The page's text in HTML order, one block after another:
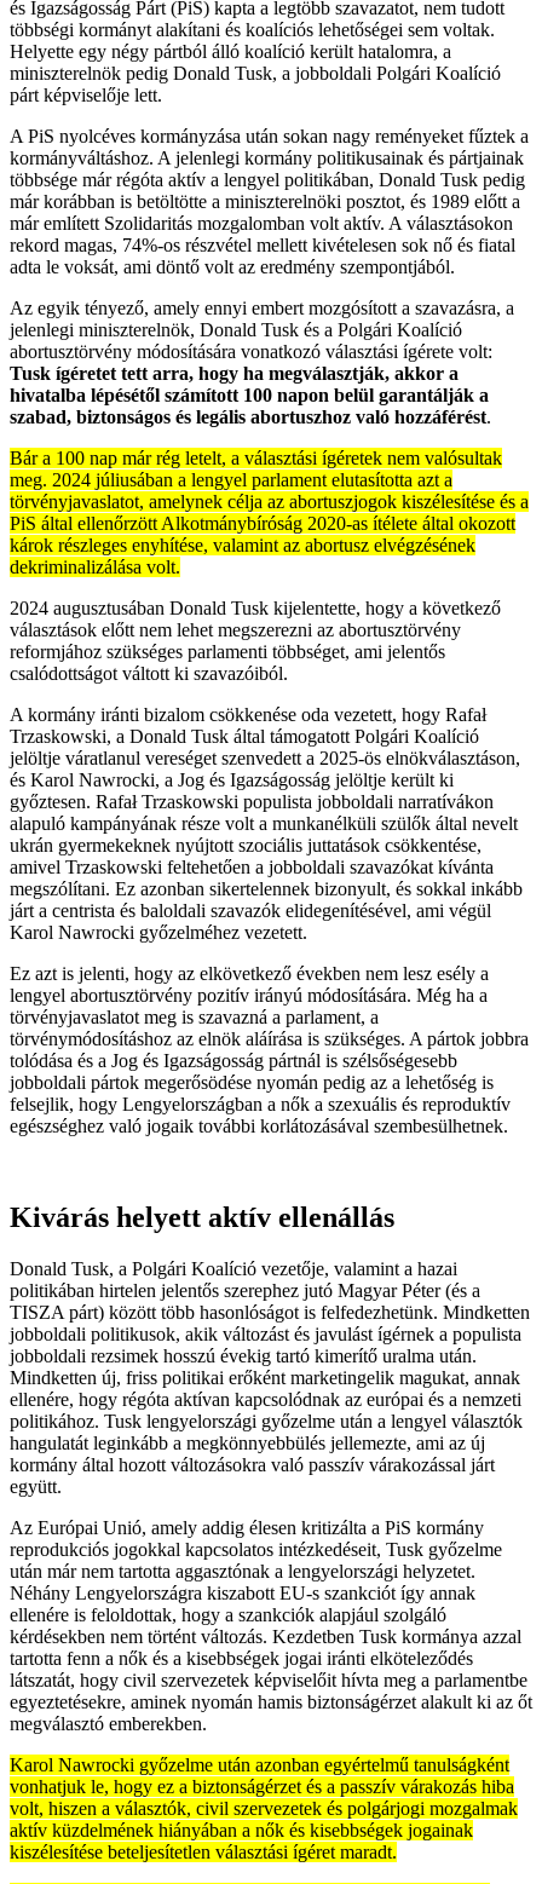
és Igazságosság Párt (PiS) kapta a legtöbb szavazatot, nem tudott
többségi kormányt alakítani és koalíciós lehetőségei sem voltak.
Helyette egy négy pártból álló koalíció került hatalomra, a
miniszterelnök pedig Donald Tusk, a jobboldali Polgári Koalíció
párt képviselője lett.
A PiS nyolcéves kormányzása után sokan nagy reményeket fűztek a
kormányváltáshoz. A jelenlegi kormány politikusainak és pártjainak
többsége már régóta aktív a lengyel politikában, Donald Tusk pedig
már korábban is betöltötte a miniszterelnöki posztot, és 1989 előtt a
már említett Szolidaritás mozgalomban volt aktív. A választásokon
rekord magas, 74%-os részvétel mellett kivételesen sok nő és fiatal
adta le voksát, ami döntő volt az eredmény szempontjából.
Az egyik tényező, amely ennyi embert mozgósított a szavazásra, a
jelenlegi miniszterelnök, Donald Tusk és a Polgári Koalíció
abortusztörvény módosítására vonatkozó választási ígérete volt:
Tusk ígéretet tett arra, hogy ha megválasztják, akkor a
hivatalba lépésétől számított 100 napon belül garantálják a
szabad, biztonságos és legális abortuszhoz való hozzáférést.
Bár a 100 nap már rég letelt, a választási ígéretek nem valósultak
meg. 2024 júliusában a lengyel parlament elutasította azt a
törvényjavaslatot, amelynek célja az abortuszjogok kiszélesítése és a
PiS által ellenőrzött Alkotmánybíróság 2020-as ítélete által okozott
károk részleges enyhítése, valamint az abortusz elvégzésének
dekriminalizálása volt.
2024 augusztusában Donald Tusk kijelentette, hogy a következő
választások előtt nem lehet megszerezni az abortusztörvény
reformjához szükséges parlamenti többséget, ami jelentős
csalódottságot váltott ki szavazóiból.
A kormány iránti bizalom csökkenése oda vezetett, hogy Rafał
Trzaskowski, a Donald Tusk által támogatott Polgári Koalíció
jelöltje váratlanul vereséget szenvedett a 2025-ös elnökválasztáson,
és Karol Nawrocki, a Jog és Igazságosság jelöltje került ki
győztesen. Rafał Trzaskowski populista jobboldali narratívákon
alapuló kampányának része volt a munkanélküli szülők által nevelt
ukrán gyermekeknek nyújtott szociális juttatások csökkentése,
amivel Trzaskowski feltehetően a jobboldali szavazókat kívánta
megszólítani. Ez azonban sikertelennek bizonyult, és sokkal inkább
járt a centrista és baloldali szavazók elidegenítésével, ami végül
Karol Nawrocki győzelméhez vezetett.
Ez azt is jelenti, hogy az elkövetkező években nem lesz esély a
lengyel abortusztörvény pozitív irányú módosítására. Még ha a
törvényjavaslatot meg is szavazná a parlament, a
törvénymódosításhoz az elnök aláírása is szükséges. A pártok jobbra
tolódása és a Jog és Igazságosság pártnál is szélsőségesebb
jobboldali pártok megerősödése nyomán pedig az a lehetőség is
felsejlik, hogy Lengyelországban a nők a szexuális és reproduktív
egészséghez való jogaik további korlátozásával szembesülhetnek.
Kivárás helyett aktív ellenállás
Donald Tusk, a Polgári Koalíció vezetője, valamint a hazai
politikában hirtelen jelentős szerephez jutó Magyar Péter (és a
TISZA párt) között több hasonlóságot is felfedezhetünk. Mindketten
jobboldali politikusok, akik változást és javulást ígérnek a populista
jobboldali rezsimek hosszú évekig tartó kimerítő uralma után.
Mindketten új, friss politikai erőként marketingelik magukat, annak
ellenére, hogy régóta aktívan kapcsolódnak az európai és a nemzeti
politikához. Tusk lengyelországi győzelme után a lengyel választók
hangulatát leginkább a megkönnyebbülés jellemezte, ami az új
kormány által hozott változásokra való passzív várakozással járt
együtt.
Az Európai Unió, amely addig élesen kritizálta a PiS kormány
reprodukciós jogokkal kapcsolatos intézkedéseit, Tusk győzelme
után már nem tartotta aggasztónak a lengyelországi helyzetet.
Néhány Lengyelországra kiszabott EU-s szankciót így annak
ellenére is feloldottak, hogy a szankciók alapjául szolgáló
kérdésekben nem történt változás. Kezdetben Tusk kormánya azzal
tartotta fenn a nők és a kisebbségek jogai iránti elköteleződés
látszatát, hogy civil szervezetek képviselőit hívta meg a parlamentbe
egyeztetésekre, aminek nyomán hamis biztonságérzet alakult ki az őt
megválasztó emberekben.
Karol Nawrocki győzelme után azonban egyértelmű tanulságként
vonhatjuk le, hogy ez a biztonságérzet és a passzív várakozás hiba
volt, hiszen a választók, civil szervezetek és polgárjogi mozgalmak
aktív küzdelmének hiányában a nők és kisebbségek jogainak
kiszélesítése beteljesítetlen választási ígéret maradt.